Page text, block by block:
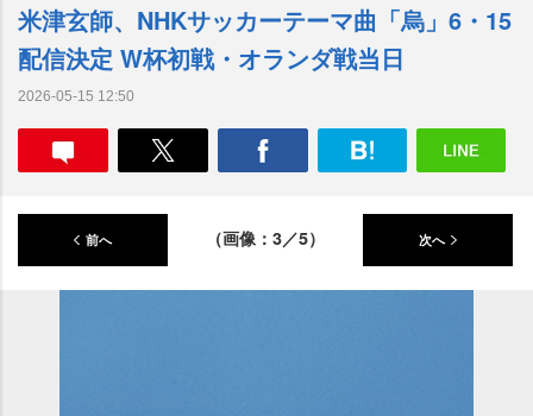
米津玄師、NHKサッカーテーマ曲「烏」6・15
配信決定 W杯初戦・オランダ戦当日
2026-05-15 12:50
前へ （画像：3／5） 次へ